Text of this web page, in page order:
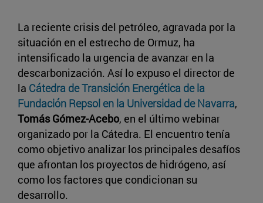
La reciente crisis del petróleo, agravada por la
situación en el estrecho de Ormuz, ha
intensificado la urgencia de avanzar en la
descarbonización. Así lo expuso el director de
la Cátedra de Transición Energética de la
Fundación Repsol en la Universidad de Navarra,
Tomás Gómez-Acebo, en el último webinar
organizado por la Cátedra. El encuentro tenía
como objetivo analizar los principales desafíos
que afrontan los proyectos de hidrógeno, así
como los factores que condicionan su
desarrollo.